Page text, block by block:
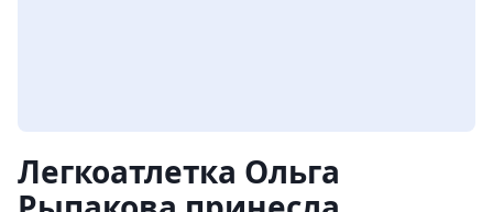
Легкоатлетка Ольга